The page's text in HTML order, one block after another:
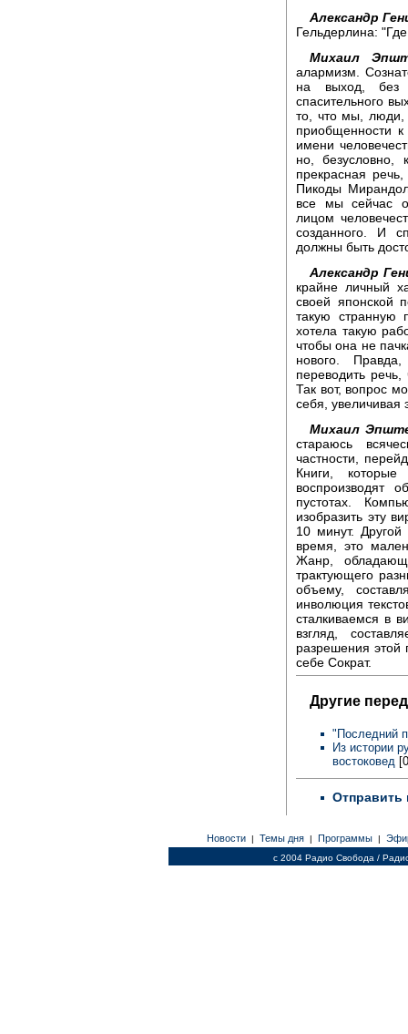
Александр
Гельдерлина:
Михаил
алармизм.
на выход, без
спасительного
то, что мы,
приобщенности к
имени
но, безусловно,
прекрасная
Пикоды
все мы сейчас
лицом
созданного. И
должны быть
Александр
крайне личный
своей японской
такую странную
хотела такую
чтобы она не
нового.
переводить
Так вот, вопрос
себя, увеличивая
Михаил
стараюсь
частности,
Книги,
воспроизводят
пустотах.
изобразить эту
10 минут.
время, это
Жанр,
трактующего
объему,
инволюция
сталкиваемся в
взгляд,
разрешения
себе Сократ.
Другие
"Последний
Из истории
востоковед
Отправить
Новости | Темы дня | Программы |
c 2004 Радио Свобода /